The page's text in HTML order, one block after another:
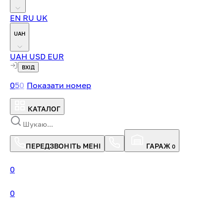
EN RU UK
UAH
UAH USD EUR
ВХІД
050 Показати номер
КАТАЛОГ
ПЕРЕДЗВОНІТЬ МЕНІ ГАРАЖ 0
0
0